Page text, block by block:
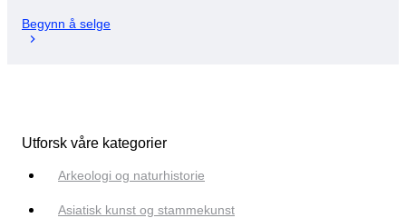
Begynn å selge
Utforsk våre kategorier
Arkeologi og naturhistorie
Asiatisk kunst og stammekunst